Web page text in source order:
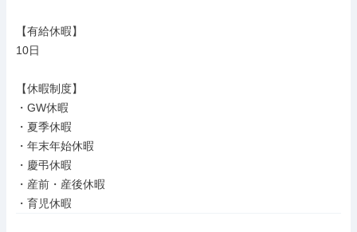
【有給休暇】
10日
【休暇制度】
・GW休暇
・夏季休暇
・年末年始休暇
・慶弔休暇
・産前・産後休暇
・育児休暇